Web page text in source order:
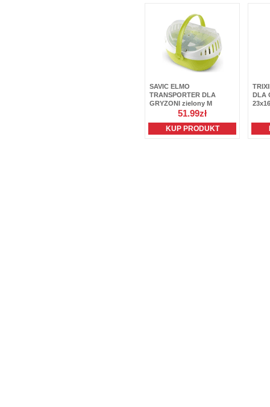
SAVIC ELMO
TRANSPORTER DLA
GRYZONI zielony M
51.99zł
KUP PRODUKT
DLA